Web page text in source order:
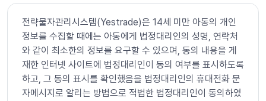
전략물자관리시스템(Yestrade)은 14세 미만 아동의 개인
정보를 수집할 때에는 아동에게 법정대리인의 성명, 연락처
와 같이 최소한의 정보를 요구할 수 있으며, 동의 내용을 게
재한 인터넷 사이트에 법정대리인이 동의 여부를 표시하도록
하고, 그 동의 표시를 확인했음을 법정대리인의 휴대전화 문
자메시지로 알리는 방법으로 적법한 법정대리인이 동의하였